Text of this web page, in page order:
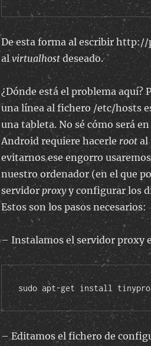
De esta forma al escribir http://
alvirtualhostdeseado.
¿Dónde está el problema aquí?
una línea al fichero /etc/hosts
una tableta. No sé cómo será
Android requiere hacerlerootal
evitarnos ese engorro
nuestro ordenador (en el que
servidorproxyy configurar los
Estos son los pasos necesarios:
– Instalamos el servidor proxy
sudo apt-get install
– Editamos el fichero de